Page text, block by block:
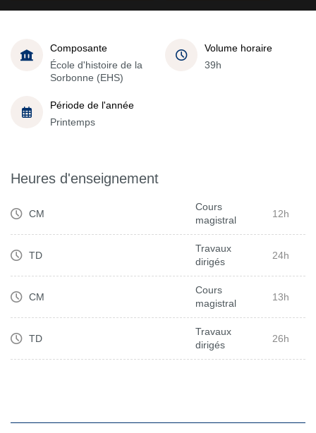
Composante
École d'histoire de la
Sorbonne (EHS)
Volume horaire
39h
Période de l'année
Printemps
Heures d'enseignement
CM
Cours
magistral
12h
TD
Travaux
dirigés
24h
CM
Cours
magistral
13h
TD
Travaux
dirigés
26h